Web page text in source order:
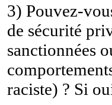
3) Pouvez-
de sécurité
sanctionnées
raciste) ? Si